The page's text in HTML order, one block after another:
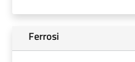
Ferrosi